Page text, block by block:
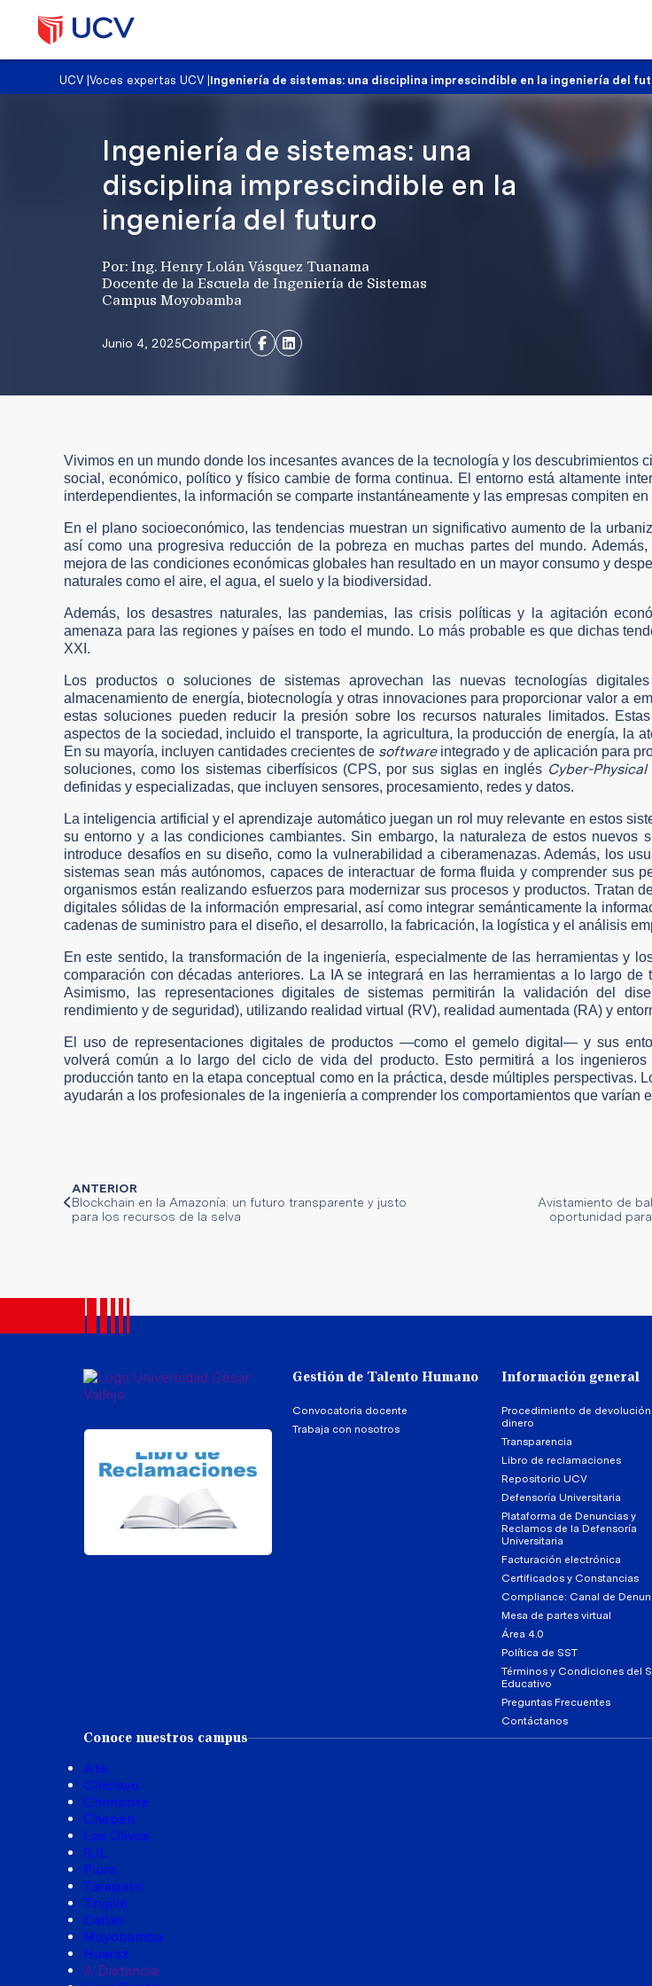
UCV |Voces expertas UCV Ingeniería de sistemas: una disciplina imprescindible en la ingeniería del
Ingeniería de sistemas: una
disciplina imprescindible en la
ingeniería del futuro
Por: Ing. Henry Lolán Vásquez Tuanama
Docente de la Escuela de Ingeniería de Sistemas
Campus Moyobamba
Junio 4, 2025Compartir
Vivimos en un mundo donde los incesantes avances de la tecnología y los descubrimientos
social, económico, político y físico cambie de forma continua. El entorno está altamente
interdependientes, la información se comparte instantáneamente y las empresas compiten
En el plano socioeconómico, las tendencias muestran un significativo aumento de la
así como una progresiva reducción de la pobreza en muchas partes del mundo.
mejora de las condiciones económicas globales han resultado en un mayor consumo y
naturales como el aire, el agua, el suelo y la biodiversidad.
Además, los desastres naturales, las pandemias, las crisis políticas y la agitación
amenaza para las regiones y países en todo el mundo. Lo más probable es que dichas
XXI.
Los productos o soluciones de sistemas aprovechan las nuevas tecnologías
almacenamiento de energía, biotecnología y otras innovaciones para proporcionar valor a
estas soluciones pueden reducir la presión sobre los recursos naturales limitados.
aspectos de la sociedad, incluido el transporte, la agricultura, la producción de energía, la
En su mayoría, incluyen cantidades crecientes de softwareintegrado y de aplicación para
soluciones, como los sistemas ciberfísicos (CPS, por sus siglas en inglés Cyber-Physical
definidas y especializadas, que incluyen sensores, procesamiento, redes y datos.
La inteligencia artificial y el aprendizaje automático juegan un rol muy relevante en estos
su entorno y a las condiciones cambiantes. Sin embargo, la naturaleza de estos nuevos
introduce desafíos en su diseño, como la vulnerabilidad a ciberamenazas. Además, los
sistemas sean más autónomos, capaces de interactuar de forma fluida y comprender sus
organismos están realizando esfuerzos para modernizar sus procesos y productos. Tratan
digitales sólidas de la información empresarial, así como integrar semánticamente la
cadenas de suministro para el diseño, el desarrollo, la fabricación, la logística y el análisis
En este sentido, la transformación de la ingeniería, especialmente de las herramientas y
comparación con décadas anteriores. La IA se integrará en las herramientas a lo largo
Asimismo, las representaciones digitales de sistemas permitirán la validación del
rendimiento y de seguridad), utilizando realidad virtual (RV), realidad aumentada (RA) y
El uso de representaciones digitales de productos —como el gemelo digital— y sus
volverá común a lo largo del ciclo de vida del producto. Esto permitirá a los
producción tanto en la etapa conceptual como en la práctica, desde múltiples perspectivas.
ayudarán a los profesionales de la ingeniería a comprender los comportamientos que varían
ANTERIOR
Blockchain en la Amazonía: un futuro transparente y justo
para los recursos de la selva
Avistamiento de
oportunidad
Gestión de Talento Humano
Convocatoria docente
Trabaja con nosotros
Información general
Procedimiento de
dinero
Transparencia
Libro de reclamaciones
Repositorio UCV
Defensoría Universitaria
Plataforma de Denuncias y
Reclamos de la Defensoría
Universitaria
Facturación electrónica
Certificados y Constancias
Compliance: Canal de
Mesa de partes virtual
Área 4.0
Política de SST
Términos y Condiciones del
Educativo
Preguntas Frecuentes
Contáctanos
Conoce nuestros campus
Ate
Chiclayo
Chimbote
Chepén
Los Olivos
SJL
Piura
Tarapoto
Trujillo
Callao
Moyobamba
Huaraz
A Distancia